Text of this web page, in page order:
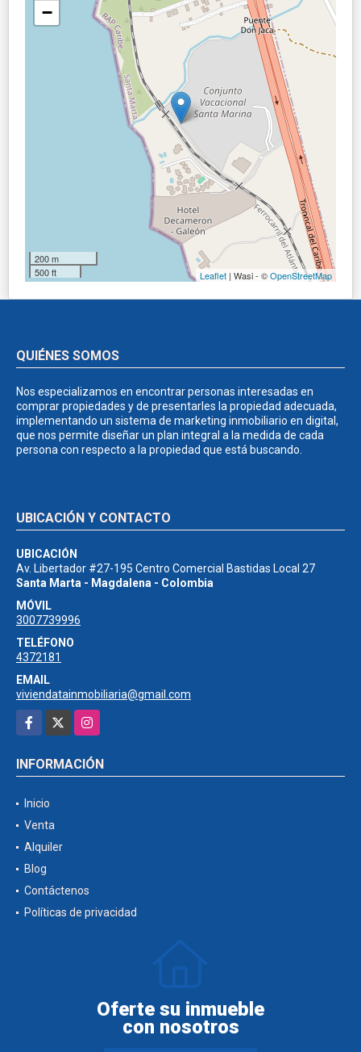
−
200 m
500 ft
Leaflet | Wasi - ©OpenStreetMap
QUIÉNES SOMOS
Nos especializamos en encontrar personas interesadas en
comprar propiedades y de presentarles la propiedad adecuada,
implementando un sistema de marketing inmobiliario en digital,
que nos permite diseñar un plan integral a la medida de cada
persona con respecto a la propiedad que está buscando.
UBICACIÓN Y CONTACTO
UBICACIÓN
Av. Libertador #27-195 Centro Comercial Bastidas Local 27
Santa Marta - Magdalena - Colombia
MÓVIL
3007739996
TELÉFONO
4372181
EMAIL
viviendatainmobiliaria@gmail.com
Facebook
Instagram
INFORMACIÓN
Inicio
Venta
Alquiler
Blog
Contáctenos
Políticas de privacidad
Oferte su inmueble
con nosotros